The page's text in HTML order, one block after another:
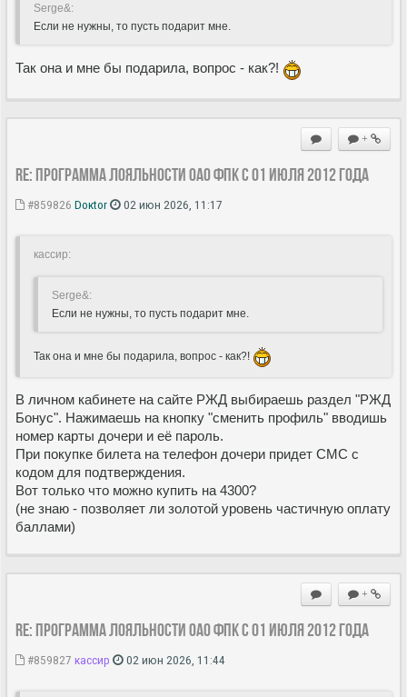
Serge&:
Если не нужны, то пусть подарит мне.
Так она и мне бы подарила, вопрос - как?!
+
Re: Программа лояльности ОАО ФПК с 01 июля 2012 года
#859826 Doкtor 02 июн 2026, 11:17
кассир:
Serge&:
Если не нужны, то пусть подарит мне.
Так она и мне бы подарила, вопрос - как?!
В личном кабинете на сайте РЖД выбираешь раздел "РЖД
Бонус". Нажимаешь на кнопку "сменить профиль" вводишь
номер карты дочери и её пароль.
При покупке билета на телефон дочери придет СМС с
кодом для подтверждения.
Вот только что можно купить на 4300?
(не знаю - позволяет ли золотой уровень частичную оплату
баллами)
+
Re: Программа лояльности ОАО ФПК с 01 июля 2012 года
#859827 кассир 02 июн 2026, 11:44